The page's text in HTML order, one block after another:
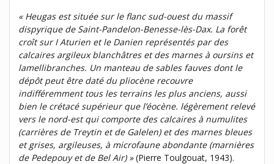
« Heugas est située sur le flanc sud-ouest du massif
dispyrique de Saint-Pandelon-Benesse-lès-Dax. La forêt
croît sur I Aturien et le Danien représentés par des
calcaires argileux blanchâtres et des marnes à oursins et
lamellibranches. Un manteau de sables fauves dont le
dépôt peut être daté du pliocène recouvre
indifféremment tous les terrains les plus anciens, aussi
bien le crétacé supérieur que l’éocène. légèrement relevé
vers le nord-est qui comporte des calcaires à numulites
(carrières de Treytin et de Galelen) et des marnes bleues
et grises, argileuses, à microfaune abondante (marnières
de Pedepouy et de Bel Air) »(Pierre Toulgouat, 1943).